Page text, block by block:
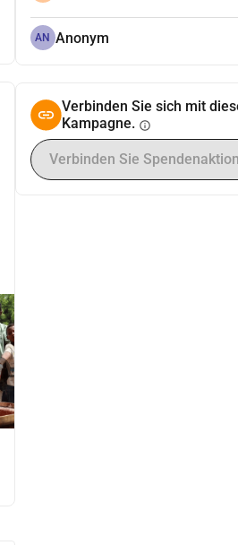
AN Anonym
Verbinden Sie sich mit
Kampagne. info
Verbinden Sie Spendenaktion